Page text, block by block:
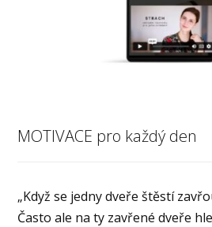
MOTIVACE pro každý den
„Když se jedny dveře štěstí
Často ale na ty zavřené dveře